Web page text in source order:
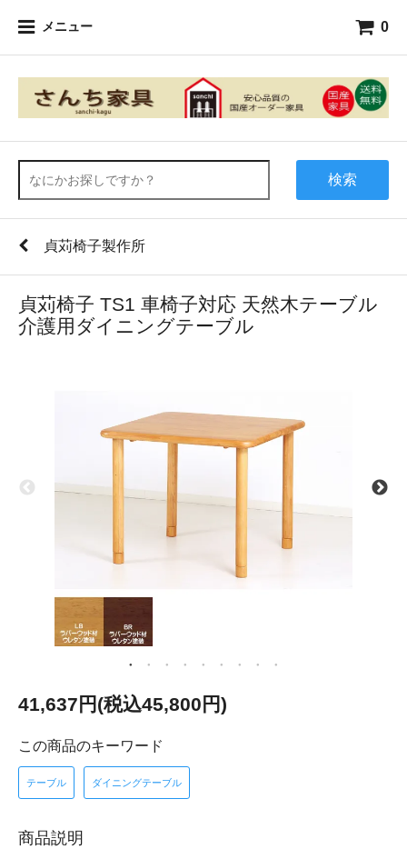
メニュー 0
検索
貞苅椅子製作所
貞苅椅子 TS1 車椅子対応 天然木テーブル
介護用ダイニングテーブル
41,637円(税込45,800円)
この商品のキーワード
テーブル ダイニングテーブル
商品説明